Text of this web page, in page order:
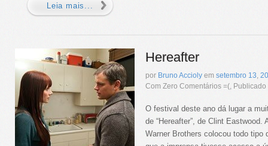
Leia mais...
Hereafter
por Bruno Accioly em setembro 13
Com Zero Comentários =(,
O festival deste ano dá lugar a
de “Hereafter”, de Clint Eastwood.
Warner Brothers colocou todo tipo